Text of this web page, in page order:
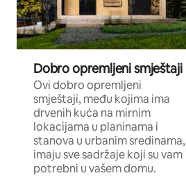
Dobro opremljeni smještaji
Ovi dobro opremljeni
smještaji, među kojima ima
drvenih kuća na mirnim
lokacijama u planinama i
stanova u urbanim sredinama,
imaju sve sadržaje koji su vam
potrebni u vašem domu.